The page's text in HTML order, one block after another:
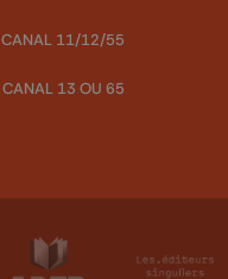
CANAL 11/12/55
CANAL 13 OU 65